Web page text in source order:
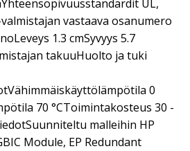
UL,
valmistajan vastaava osanumero
1.3 cmSyvyys 5.7
takuuHuolto ja tuki
0
70 °CToimintakosteus 30 -
malleihin HP
Module, EP Redundant